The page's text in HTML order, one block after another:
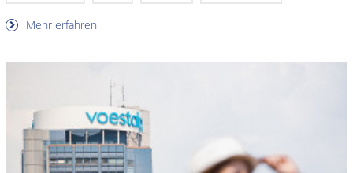
Mehr erfahren